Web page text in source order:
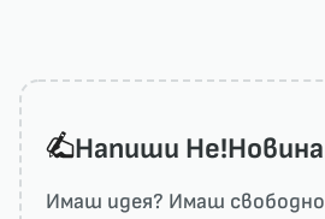
Напиши He!Новина
Имаш идея? Имаш